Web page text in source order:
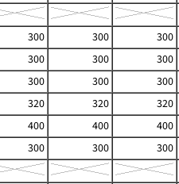
300 300 300
300 300 300
300 300 300
320 320 320
400 400 400
300 300 300